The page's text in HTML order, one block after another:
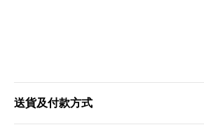
送貨及付款方式